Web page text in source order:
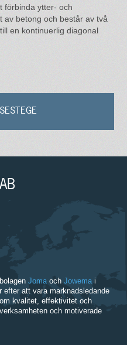
förbinda ytter- och
av betong och består av två
en kontinuerlig diagonal
JomaochJowemai
efter att vara marknadsledande
kvalitet, effektivitet och
och motiverade